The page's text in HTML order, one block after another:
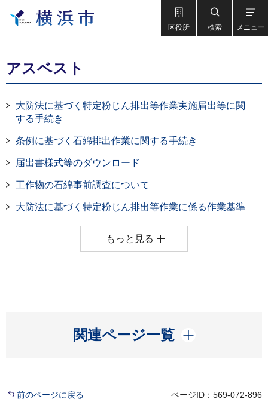
区役所 検索 メニュー
アスベスト
大防法に基づく特定粉じん排出等作業実施届出等に関
する手続き
条例に基づく石綿排出作業に関する手続き
届出書様式等のダウンロード
工作物の石綿事前調査について
大防法に基づく特定粉じん排出等作業に係る作業基準
もっと見る
関連ページ一覧
開く
前のページに戻る ページID：569-072-896